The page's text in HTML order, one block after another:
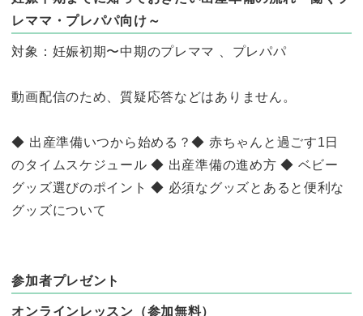
レママ・プレパパ向け～
対象：妊娠初期〜中期のプレママ 、プレパパ
動画配信のため、質疑応答などはありません。
◆ 出産準備いつから始める？◆ 赤ちゃんと過ごす1日
のタイムスケジュール ◆ 出産準備の進め方 ◆ ベビー
グッズ選びのポイント ◆ 必須なグッズとあると便利な
グッズについて
参加者プレゼント
オンラインレッスン（参加無料）